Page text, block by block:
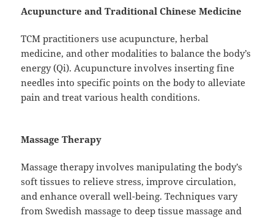
Acupuncture and Traditional Chinese Medicine
TCM practitioners use acupuncture, herbal
medicine, and other modalities to balance the body’s
energy (Qi). Acupuncture involves inserting fine
needles into specific points on the body to alleviate
pain and treat various health conditions.
Massage Therapy
Massage therapy involves manipulating the body’s
soft tissues to relieve stress, improve circulation,
and enhance overall well-being. Techniques vary
from Swedish massage to deep tissue massage and